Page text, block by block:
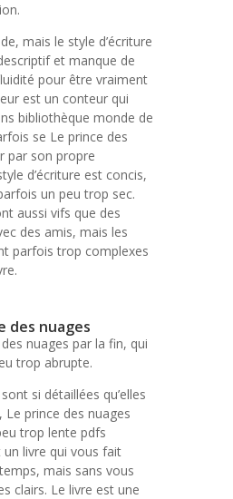
mais le style d’écriture
et manque de
pour être vraiment
est un conteur qui
bibliothèque monde de
se Le prince des
par son propre
d’écriture est concis,
un peu trop sec.
aussi vifs que des
des amis, mais les
parfois trop complexes
des nuages
des nuages par la fin, qui
trop abrupte.
si détaillées qu’elles
Le prince des nuages
trop lente pdfs
un livre qui vous fait
mais sans vous
clairs. Le livre est une